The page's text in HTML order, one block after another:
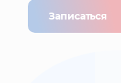
Записаться